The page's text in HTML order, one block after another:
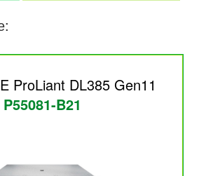
ProLiant DL385 Gen11
P55081-B21